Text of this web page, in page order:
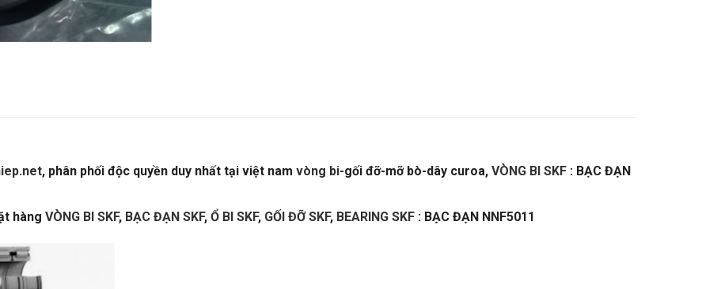
, phân phối độc quyền duy nhất tại việt nam vòng bi-gối đỡ-mỡ bò-dây curoa, VÒNG BI SKF : BẠC ĐẠN
hàng VÒNG BI SKF, BẠC ĐẠN SKF, Ổ BI SKF, GỐI ĐỠ SKF, BEARING SKF : BẠC ĐẠN NNF5011